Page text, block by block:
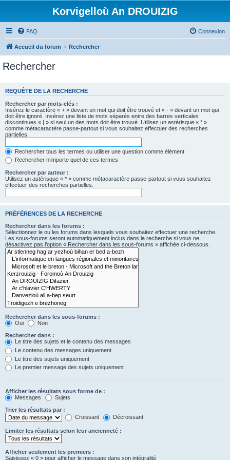
Korvigelloù An DROUIZIG
FAQ Connexion
Accueil du forum Rechercher
Rechercher
REQUÊTE DE LA RECHERCHE
Rechercher par mots-clés :
Insérez le caractère « + » devant un mot qui doit être trouvé et « - » devant un mot qui
doit être ignoré. Insérez une liste de mots séparés entre des barres verticales
discontinues « | » si seul un des mots doit être trouvé. Utilisez un astérisque « * »
comme métacaractère passe-partout si vous souhaitez effectuer des recherches
partielles.
Rechercher tous les termes ou utiliser une question comme élément
Rechercher n’importe quel de ces termes
Rechercher par auteur :
Utilisez un astérisque « * » comme métacaractère passe-partout si vous souhaitez
effectuer des recherches partielles.
PRÉFÉRENCES DE LA RECHERCHE
Rechercher dans les forums :
Sélectionnez le ou les forums dans lesquels vous souhaitez effectuer une recherche.
Les sous-forums seront automatiquement inclus dans la recherche si vous ne
désactivez pas l’option « Rechercher dans les sous-forums » affichée ci-dessous.
Rechercher dans les sous-forums :
Oui
Non
Rechercher dans :
Le titre des sujets et le contenu des messages
Le contenu des messages uniquement
Le titre des sujets uniquement
Le premier message des sujets uniquement
Afficher les résultats sous forme de :
Messages
Sujets
Trier les résultats par :
Croissant
Décroissant
Limiter les résultats selon leur ancienneté :
Afficher seulement les premiers :
Saisissez « 0 » pour afficher le message dans son intégralité.